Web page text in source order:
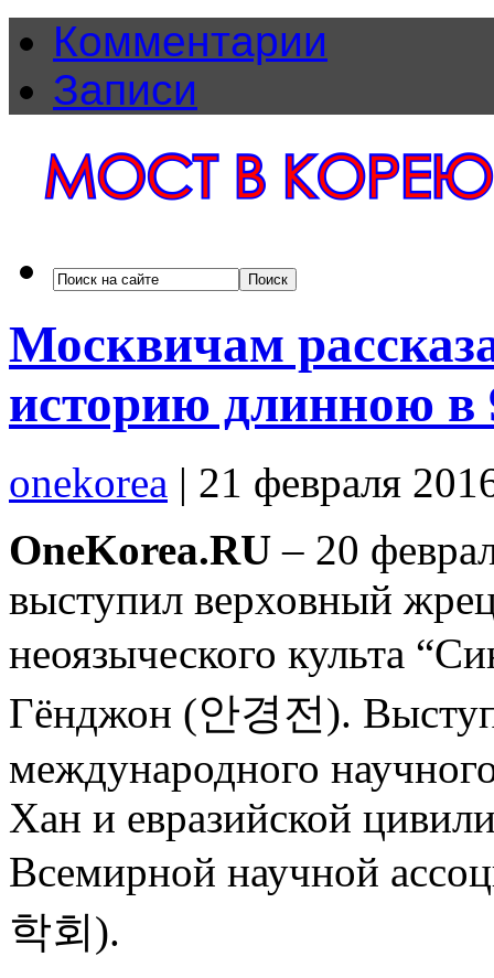
Комментарии
Записи
Москвичам
историю длинною в
onekorea | 21 февраля
OneKorea.RU – 20
выступил верховный
неоязыческого культа
Гёнджон (안경전).
международного
Хан и евразийской
Всемирной научной
학회).